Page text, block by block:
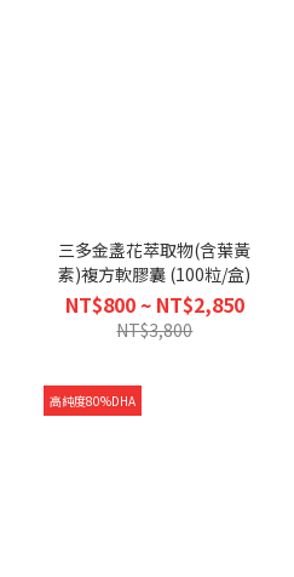
三多金盞花萃取物(含葉黃
素)複方軟膠囊 (100粒/盒)
NT$800 ~ NT$2,850
NT$3,800
高純度80%DHA